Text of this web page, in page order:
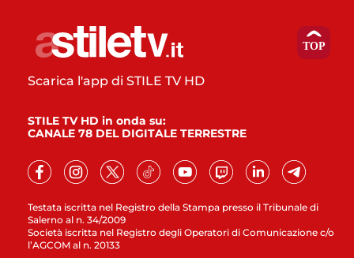
Testata iscritta nel Registro della Stampa presso il Tribunale di
Salerno al n. 34/2009
Società iscritta nel Registro degli Operatori di Comunicazione c/o
l’AGCOM al n. 20133
Scarica l'app di STILE TV HD
STILE TV HD in onda su:
CANALE 78 DEL DIGITALE TERRESTRE